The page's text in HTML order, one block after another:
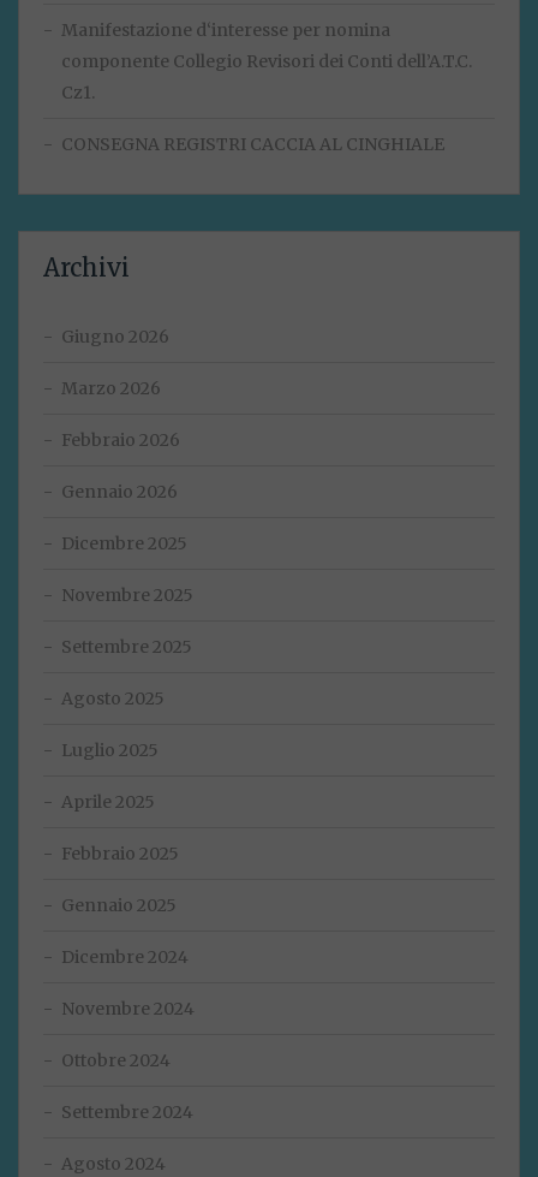
Manifestazione d‘interesse per nomina
componente Collegio Revisori dei Conti dell’A.T.C.
Cz1.
CONSEGNA REGISTRI CACCIA AL CINGHIALE
Archivi
Giugno 2026
Marzo 2026
Febbraio 2026
Gennaio 2026
Dicembre 2025
Novembre 2025
Settembre 2025
Agosto 2025
Luglio 2025
Aprile 2025
Febbraio 2025
Gennaio 2025
Dicembre 2024
Novembre 2024
Ottobre 2024
Settembre 2024
Agosto 2024